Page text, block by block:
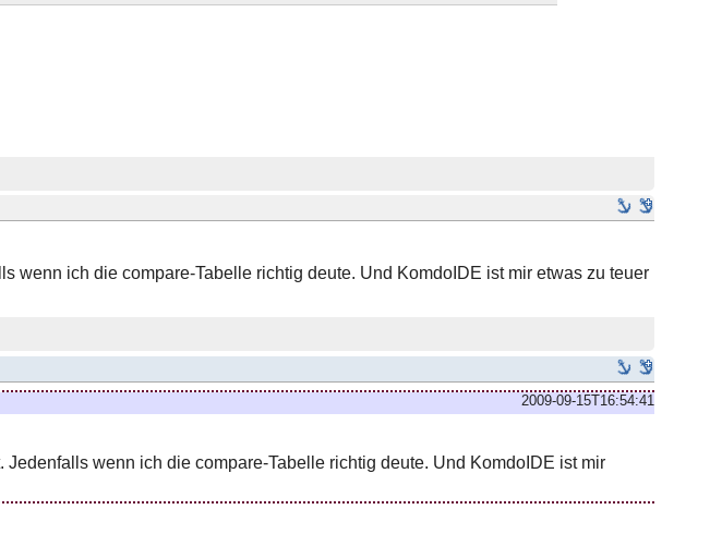
wenn ich die compare-Tabelle richtig deute. Und KomdoIDE ist mir etwas zu teuer
2009-09-15T16:54:41
wenn ich die compare-Tabelle richtig deute. Und KomdoIDE ist mir